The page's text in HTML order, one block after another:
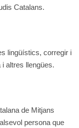
Catalans.
lingüístics, corregir i
altres llengües.
de Mitjans
persona que